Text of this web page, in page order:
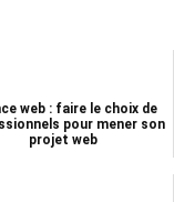
web : faire le choix de
pour mener son
projet web